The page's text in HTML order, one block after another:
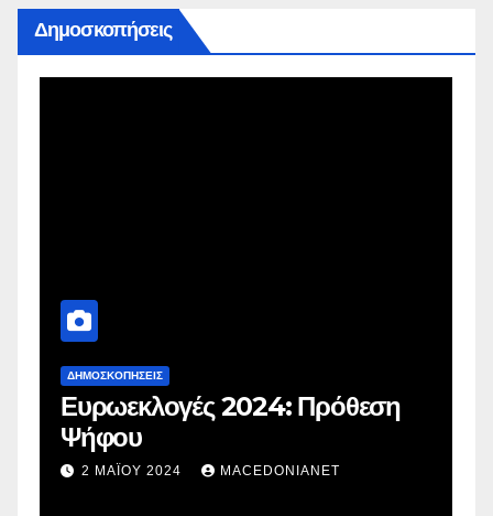
Δημοσκοπήσεις
ΔΗΜΟΣΚΟΠΉΣΕΙΣ
Ευρωεκλογές 2024: Πρόθεση
Ψήφου
2 ΜΑΪ́ΟΥ 2024 MACEDONIANET